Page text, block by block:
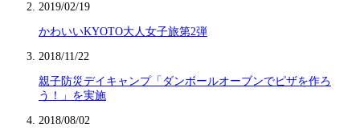
2019/02/19
かわいいKYOTO大人女子旅第2弾
2018/11/22
親子防災デイキャンプ「ダンボールオーブンでピザを作ろ
う！」を実施
2018/08/02